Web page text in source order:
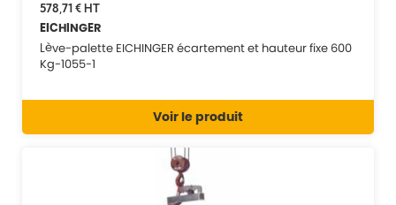
578,71 €HT
EICHINGER
Lève-palette EICHINGER écartement et hauteur fixe 600
Kg-1055-1
Voir le produit